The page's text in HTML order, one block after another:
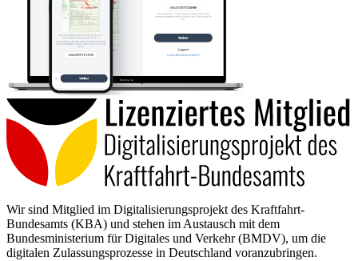
Wir sind Mitglied im Digitalisierungsprojekt des Kraftfahrt-
Bundesamts (KBA) und stehen im Austausch mit dem
Bundesministerium für Digitales und Verkehr (BMDV), um die
digitalen Zulassungsprozesse in Deutschland voranzubringen.